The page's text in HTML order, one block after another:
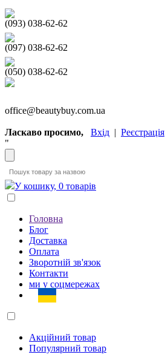
(093) 038-62-62
(097) 038-62-62
(050) 038-62-62
office@beautybuy.com.ua
Ласкаво просимо, Вхід | Реєстрація
"
У кошику, 0 товарів
Головна
Блог
Доставка
Оплата
Зворотній зв'язок
Контакти
ми у соцмережах
Акційний товар
Популярний товар